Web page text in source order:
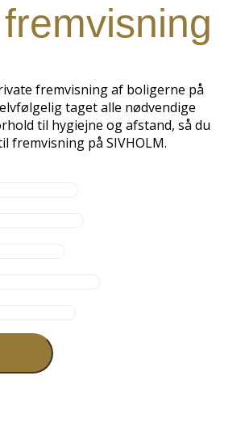
fremvisning af boligerne på
taget alle nødvendige
til hygiejne og afstand, så du
fremvisning på SIVHOLM.